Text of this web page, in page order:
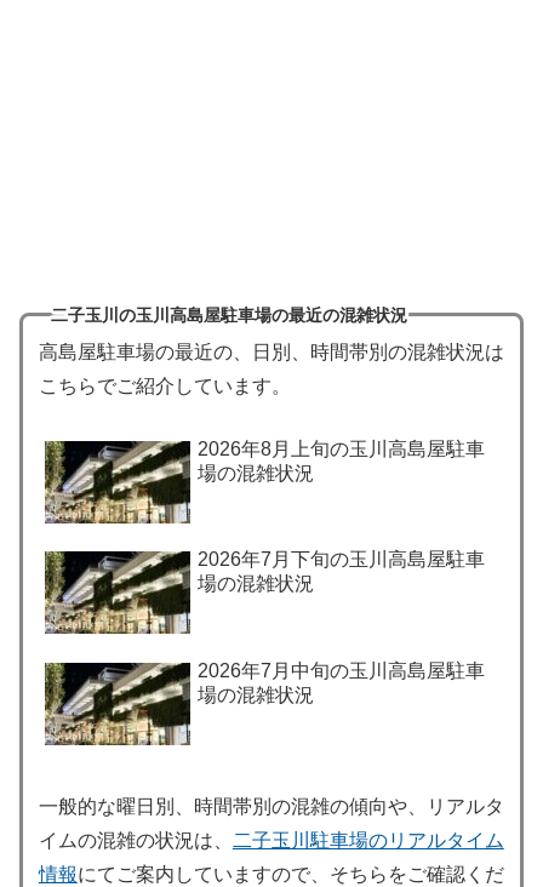
二子玉川の玉川高島屋駐車場の最近の混雑状況
高島屋駐車場の最近の、日別、時間帯別の混雑状況は
こちらでご紹介しています。
2026年8月上旬の玉川高島屋駐車
場の混雑状況
2026年7月下旬の玉川高島屋駐車
場の混雑状況
2026年7月中旬の玉川高島屋駐車
場の混雑状況
一般的な曜日別、時間帯別の混雑の傾向や、リアルタ
イムの混雑の状況は、
二子玉川駐車場のリアルタイム
情報にてご案内していますので、そちらをご確認くだ